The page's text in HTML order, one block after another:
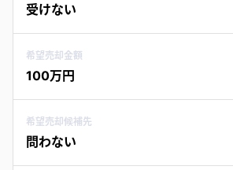
受けない
希望売却金額
100万円
希望売却候補先
問わない